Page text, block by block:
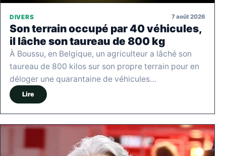
DIVERS 7 août 2026
Son terrain occupé par 40 véhicules,
il lâche son taureau de 800 kg
À Boussu, en Belgique, un agriculteur a lâché son
taureau de 800 kilos sur son propre terrain pour en
déloger une quarantaine de véhicules…
Lire